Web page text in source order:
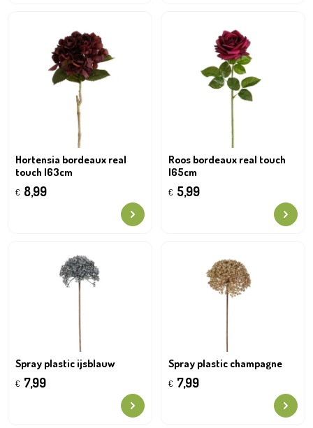
Hortensia bordeaux real
touch l63cm
€ 8,99
Roos bordeaux real touch
l65cm
€ 5,99
Spray plastic ijsblauw
€ 7,99
Spray plastic champagne
€ 7,99